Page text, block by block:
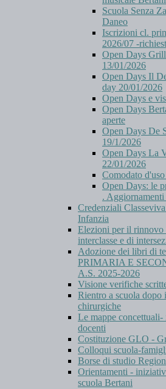
Scuola Senza
Daneo
Iscrizioni cl.
2026/07 -
Open Days
13/01/2026
Open Days Il
day 20/01/2026
Open Days e
Open Days
aperte
Open Days De
19/1/2026
Open Days La
22/01/2026
Comodato
Open Days: le
.
Credenziali
Infanzia
Elezioni per il rinnovo
interclasse e di
Adozione dei libri di
PRIMARIA E
A.S. 2025-2026
Visione verifiche
Rientro a scuola
chirurgiche
Le mappe
docenti
Costituzione GLO -
Colloqui scuola-
Borse di studio
Orientamenti -
scuola Bertani